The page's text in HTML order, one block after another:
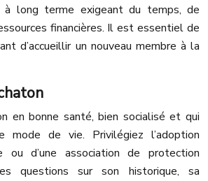
à long terme exigeant du temps, de
financières. Il est essentiel de
d’accueillir un nouveau membre à la
en bonne santé, bien socialisé et qui
mode de vie. Privilégiez l’adoption
ou d’une association de protection
questions sur son historique, sa